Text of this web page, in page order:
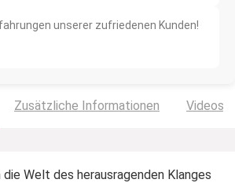
unserer zufriedenen Kunden!
Zusätzliche Informationen Videos
die Welt des herausragenden Klanges